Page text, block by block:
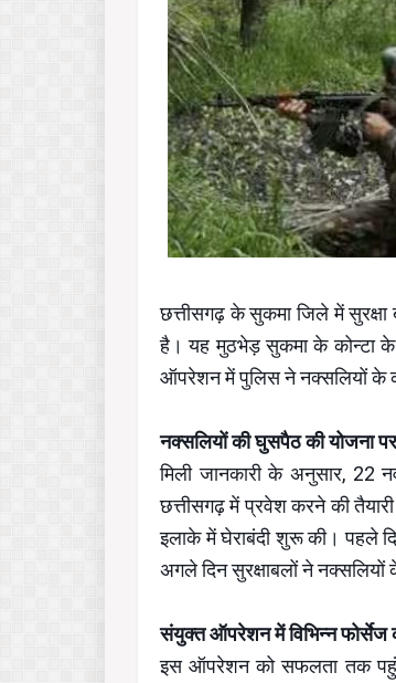
छत्तीसगढ़ के सुकमा जिले में सुरक्षा
है। यह मुठभेड़ सुकमा के कोन्टा के
ऑपरेशन में पुलिस ने नक्सलियों के
नक्सलियों की घुसपैठ की योजना
मिली जानकारी के अनुसार, 22
छत्तीसगढ़ में प्रवेश करने की
इलाके में घेराबंदी शुरू की। पहले
अगले दिन सुरक्षाबलों ने
संयुक्त ऑपरेशन में विभिन्न फोर्सेज
इस ऑपरेशन को सफलता तक